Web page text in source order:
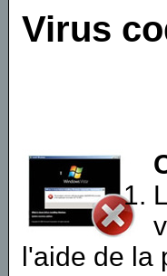
Virus
l'aide de la